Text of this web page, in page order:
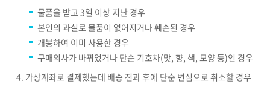
물품을 받고 3일 이상 지난 경우
본인의 과실로 물품이 없어지거나 훼손된 경우
개봉하여 이미 사용한 경우
구매의사가 바뀌었거나 단순 기호차(맛, 향, 색, 모양 등)인 경우
가상계좌로 결제했는데 배송 전과 후에 단순 변심으로 취소할 경우